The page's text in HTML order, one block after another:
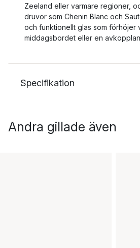
Zeeland eller varmare regioner,
druvor som Chenin Blanc och
och funktionellt glas som förhöjer
middagsbordet eller en
Specifikation
Andra gillade även